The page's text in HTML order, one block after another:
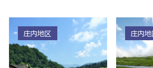
「日和山小幡楼」开
业，以美食…
庄内地区 庄内